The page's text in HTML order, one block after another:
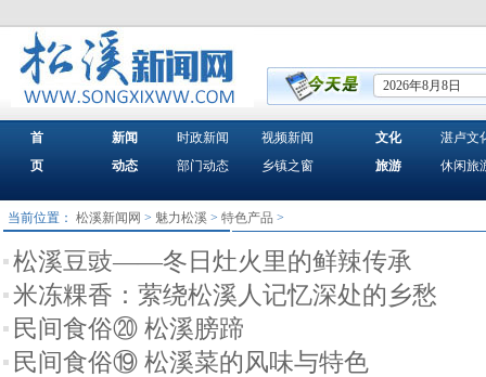
2026年8月8日
首
页
新闻
动态
时政新闻
部门动态
视频新闻
乡镇之窗
文化
旅游
湛卢文
休闲旅
当前位置：松溪新闻网 > 魅力松溪 >特色产品 >
松溪豆豉——冬日灶火里的鲜辣传承
米冻粿香：萦绕松溪人记忆深处的乡愁
民间食俗⑳ 松溪膀蹄
民间食俗⑲ 松溪菜的风味与特色